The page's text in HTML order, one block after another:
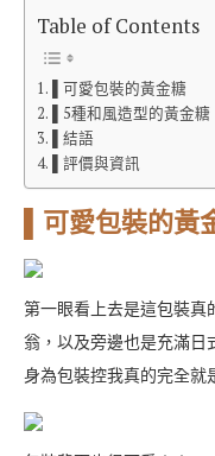
Table of Contents
▌可愛包裝的黃金糖
▌5種和風造型的黃金糖
▌結語
▌評價與資訊
▌可愛包裝的黃
第一眼看上去是這包裝真
翁，以及旁邊也是充滿日
身為包裝控我真的完全就